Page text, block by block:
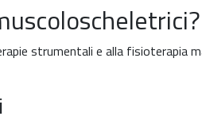
strumentali e alla fisioterapia